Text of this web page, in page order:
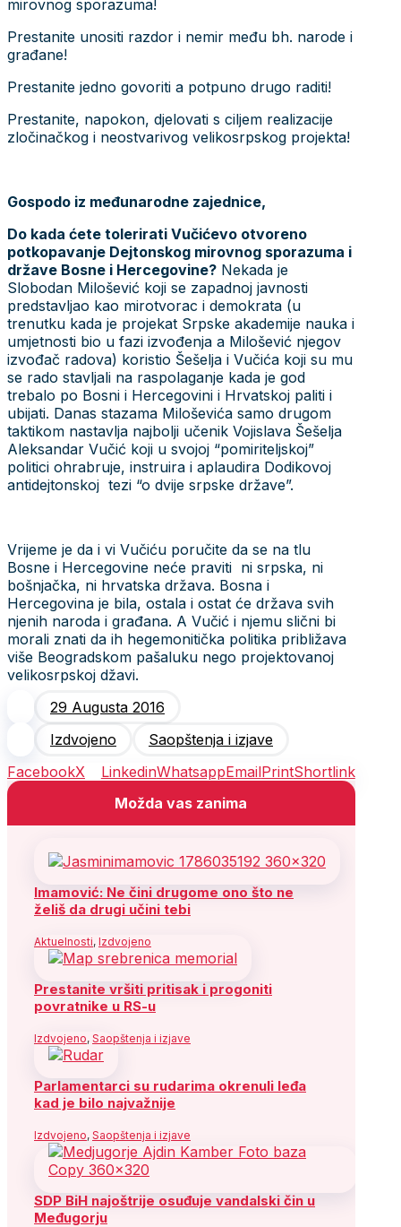
mirovnog sporazuma!
Prestanite unositi razdor i nemir među bh. narode i
građane!
Prestanite jedno govoriti a potpuno drugo raditi!
Prestanite, napokon, djelovati s ciljem realizacije
zločinačkog i neostvarivog velikosrpskog projekta!
Gospodo iz međunarodne zajednice,
Do kada ćete tolerirati Vučićevo otvoreno
potkopavanje Dejtonskog mirovnog sporazuma i
države Bosne i Hercegovine? Nekada je
Slobodan Milošević koji se zapadnoj javnosti
predstavljao kao mirotvorac i demokrata (u
trenutku kada je projekat Srpske akademije nauka i
umjetnosti bio u fazi izvođenja a Milošević njegov
izvođač radova) koristio Šešelja i Vučića koji su mu
se rado stavljali na raspolaganje kada je god
trebalo po Bosni i Hercegovini i Hrvatskoj paliti i
ubijati. Danas stazama Miloševića samo drugom
taktikom nastavlja najbolji učenik Vojislava Šešelja
Aleksandar Vučić koji u svojoj “pomiriteljskoj”
politici ohrabruje, instruira i aplaudira Dodikovoj
antidejtonskoj tezi “o dvije srpske države”.
Vrijeme je da i vi Vučiću poručite da se na tlu
Bosne i Hercegovine neće praviti ni srpska, ni
bošnjačka, ni hrvatska država. Bosna i
Hercegovina je bila, ostala i ostat će država svih
njenih naroda i građana. A Vučić i njemu slični bi
morali znati da ih hegemonitička politika približava
više Beogradskom pašaluku nego projektovanoj
velikosrpskoj džavi.
29 Augusta 2016
Izdvojeno
Saopštenja i izjave
FacebookX LinkedinWhatsappEmailPrintShortlink
Možda vas zanima
Imamović: Ne čini drugome ono što ne
želiš da drugi učini tebi
Aktuelnosti, Izdvojeno
Prestanite vršiti pritisak i progoniti
povratnike u RS-u
Izdvojeno, Saopštenja i izjave
Parlamentarci su rudarima okrenuli leđa
kad je bilo najvažnije
Izdvojeno, Saopštenja i izjave
SDP BiH najoštrije osuđuje vandalski čin u
Međugorju